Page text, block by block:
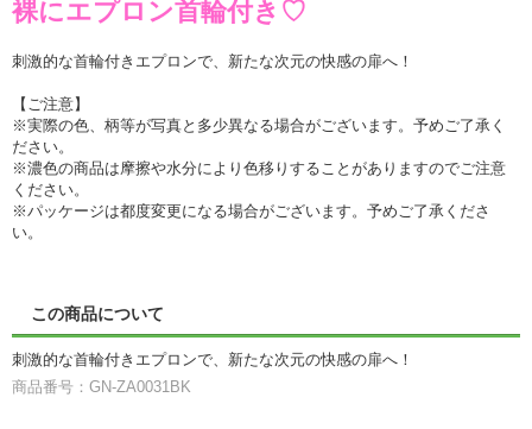
裸にエプロン首輪付き♡
刺激的な首輪付きエプロンで、新たな次元の快感の扉へ！
【ご注意】
※実際の色、柄等が写真と多少異なる場合がございます。予めご了承く
ださい。
※濃色の商品は摩擦や水分により色移りすることがありますのでご注意
ください。
※パッケージは都度変更になる場合がございます。予めご了承くださ
い。
この商品について
刺激的な首輪付きエプロンで、新たな次元の快感の扉へ！
商品番号：GN-ZA0031BK